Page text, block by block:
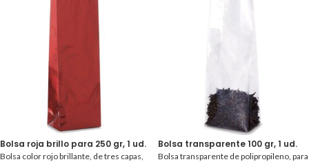
Bolsa roja brillo para 250 gr, 1 ud.
Bolsa color rojo brillante, de tres capas,
Bolsa transparente 100 gr, 1 ud.
Bolsa transparente de polipropileno, para